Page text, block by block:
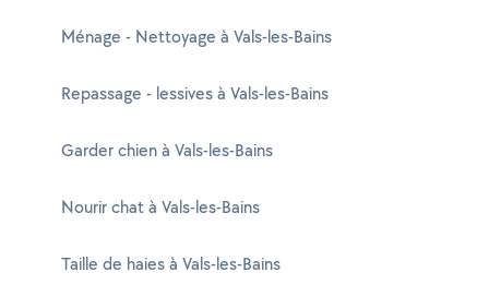
Ménage - Nettoyage à Vals-les-Bains
Repassage - lessives à Vals-les-Bains
Garder chien à Vals-les-Bains
Nourir chat à Vals-les-Bains
Taille de haies à Vals-les-Bains